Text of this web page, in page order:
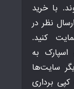
با خرید
نظر در
کنید.
به
سایت‌ها
برداری